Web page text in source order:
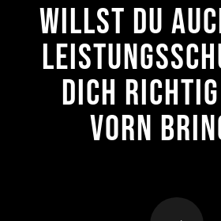
Willst du
dich richtig
vorn